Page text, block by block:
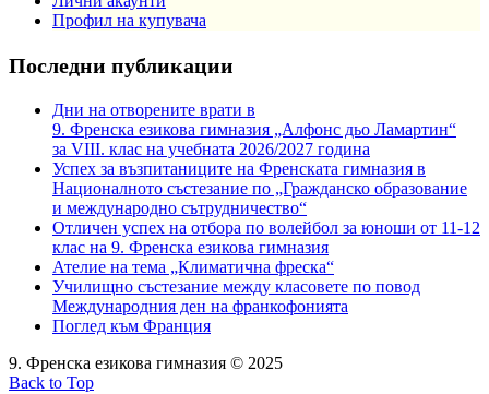
Профил на купувача
Последни публикации
Дни на отворените врати в
9. Френска езикова гимназия „Алфонс дьо Ламартин“
за VIII. клас на учебната 2026/2027 година
Успех за възпитаниците на Френската гимназия в
Националното състезание по „Гражданско образование
и международно сътрудничество“
Отличен успех на отбора по волейбол за юноши от 11-12
клас на 9. Френска езикова гимназия
Ателие на тема „Климатична фреска“
Училищно състезание между класовете по повод
Международния ден на франкофонията
Поглед към Франция
9. Френска езикова гимназия © 2025
Back to Top